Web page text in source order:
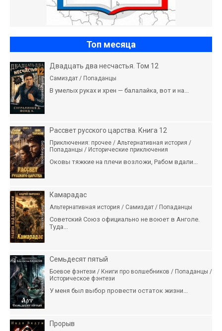
Топ месяца
Двадцать два несчастья. Том 12
Самиздат / Попаданцы
В умелых руках и хрен — балалайка, вот и на...
Рассвет русского царства. Книга 12
Приключения: прочее / Альтернативная история /
Попаданцы / Исторические приключения
Оковы тяжкие на плечи возложи, Рабом вдали...
Камарадас
Альтернативная история / Самиздат / Попаданцы
Советский Союз официально не воюет в Анголе.
Туда...
Семьдесят пятый
Боевое фэнтези / Книги про волшебников / Попаданцы /
Историческое фэнтези
У меня был выбор провести остаток жизни...
Прорыв